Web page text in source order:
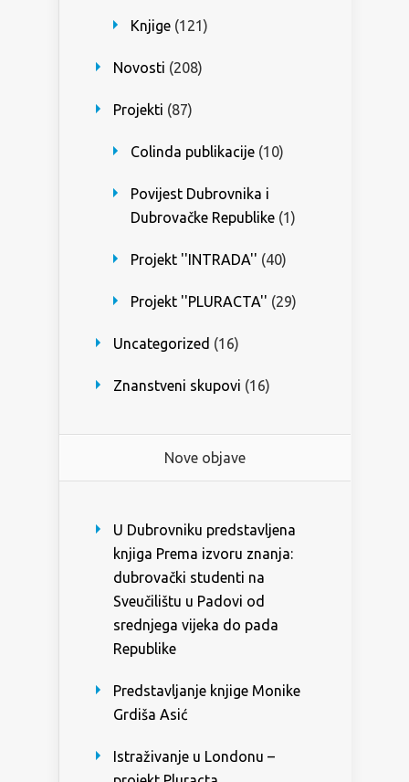
Knjige (121)
Novosti (208)
Projekti (87)
Colinda publikacije (10)
Povijest Dubrovnika i
Dubrovačke Republike (1)
Projekt ''INTRADA'' (40)
Projekt ''PLURACTA'' (29)
Uncategorized (16)
Znanstveni skupovi (16)
Nove objave
U Dubrovniku predstavljena
knjiga Prema izvoru znanja:
dubrovački studenti na
Sveučilištu u Padovi od
srednjega vijeka do pada
Republike
Predstavljanje knjige Monike
Grdiša Asić
Istraživanje u Londonu –